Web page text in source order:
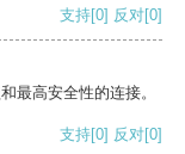
支持[0] 反对[0]
最高安全性的连接。
支持[0] 反对[0]